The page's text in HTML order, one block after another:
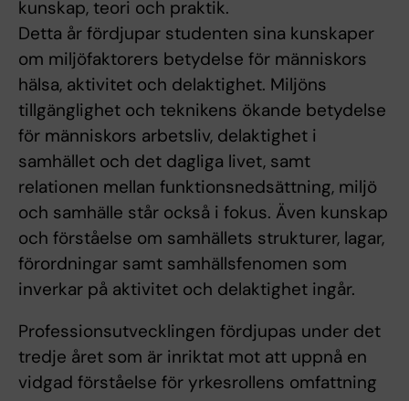
kunskap, teori och praktik.
Detta år fördjupar studenten sina kunskaper
om miljöfaktorers betydelse för människors
hälsa, aktivitet och delaktighet. Miljöns
tillgänglighet och teknikens ökande betydelse
för människors arbetsliv, delaktighet i
samhället och det dagliga livet, samt
relationen mellan funktionsnedsättning, miljö
och samhälle står också i fokus. Även kunskap
och förståelse om samhällets strukturer, lagar,
förordningar samt samhällsfenomen som
inverkar på aktivitet och delaktighet ingår.
Professionsutvecklingen fördjupas under det
tredje året som är inriktat mot att uppnå en
vidgad förståelse för yrkesrollens omfattning